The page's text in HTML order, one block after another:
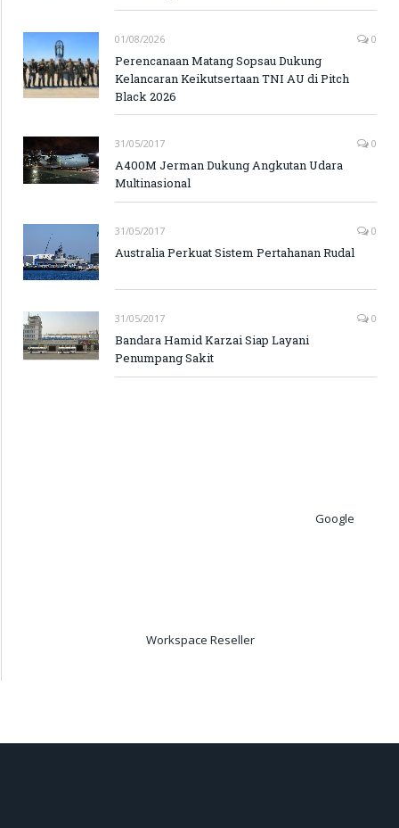
01/08/2026 0
Perencanaan Matang Sopsau Dukung
Kelancaran Keikutsertaan TNI AU di Pitch
Black 2026
31/05/2017 0
A400M Jerman Dukung Angkutan Udara
Multinasional
31/05/2017 0
Australia Perkuat Sistem Pertahanan Rudal
31/05/2017 0
Bandara Hamid Karzai Siap Layani
Penumpang Sakit
Google
Workspace Reseller